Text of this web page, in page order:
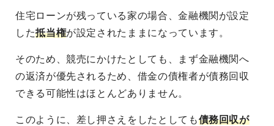
住宅ローンが残っている家の場合、金融機関が設定
した抵当権が設定されたままになっています。
そのため、競売にかけたとしても、まず金融機関へ
の返済が優先されるため、借金の債権者が債務回収
できる可能性はほとんどありません。
このように、差し押さえをしたとしても債務回収が